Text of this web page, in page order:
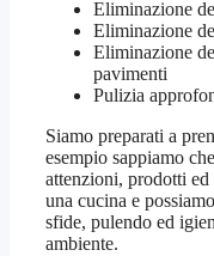
Eliminazione
Eliminazione
Eliminazione
pavimenti
Pulizia
Siamo preparati a
esempio sappiamo
attenzioni, prodotti ed
una cucina e
sfide, pulendo ed
ambiente.